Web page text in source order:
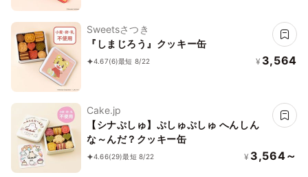
Sweetsさつき
『しまじろう』クッキー缶
4.67(6)最短 8/22 ¥ 3,564
Cake.jp
【シナぷしゅ】ぷしゅぷしゅ へんしん
な～んだ？クッキー缶
4.66(29)最短 8/22 ¥ 3,564～